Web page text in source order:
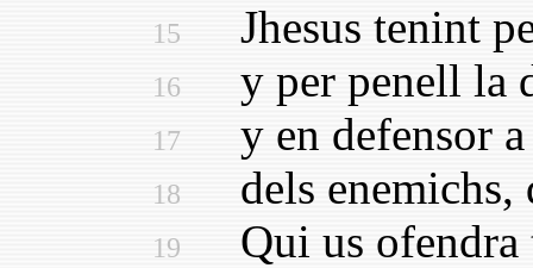
15 Jhesus tenint
16 y per penell la
17 y en defensor a
18 dels enemichs,
19 Qui us ofendra